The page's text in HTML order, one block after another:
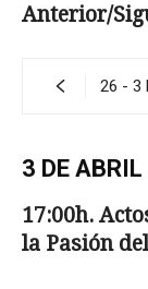
Anterior/
3 DE
17:00h.
la Pasión